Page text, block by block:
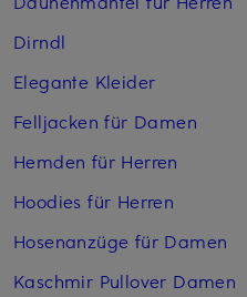
Dirndl
Elegante Kleider
Felljacken für Damen
Hemden für Herren
Hoodies für Herren
Hosenanzüge für Damen
Kaschmir Pullover Damen